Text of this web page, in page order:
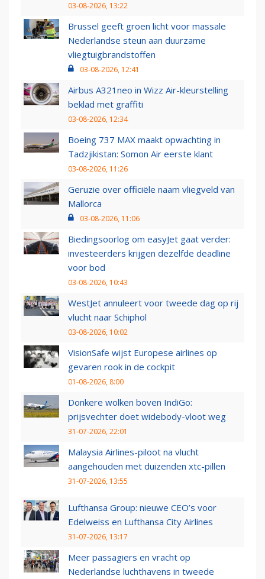
03-08-2026, 13:22
Brussel geeft groen licht voor massale
Nederlandse steun aan duurzame
vliegtuigbrandstoffen
03-08-2026, 12:41
Airbus A321neo in Wizz Air-kleurstelling
beklad met graffiti
03-08-2026, 12:34
Boeing 737 MAX maakt opwachting in
Tadzjikistan: Somon Air eerste klant
03-08-2026, 11:26
Geruzie over officiële naam vliegveld van
Mallorca
03-08-2026, 11:06
Biedingsoorlog om easyJet gaat verder:
investeerders krijgen dezelfde deadline
voor bod
03-08-2026, 10:43
WestJet annuleert voor tweede dag op rij
vlucht naar Schiphol
03-08-2026, 10:02
VisionSafe wijst Europese airlines op
gevaren rook in de cockpit
01-08-2026, 8:00
Donkere wolken boven IndiGo:
prijsvechter doet widebody-vloot weg
31-07-2026, 22:01
Malaysia Airlines-piloot na vlucht
aangehouden met duizenden xtc-pillen
31-07-2026, 13:55
Lufthansa Group: nieuwe CEO’s voor
Edelweiss en Lufthansa City Airlines
31-07-2026, 13:17
Meer passagiers en vracht op
Nederlandse luchthavens in tweede